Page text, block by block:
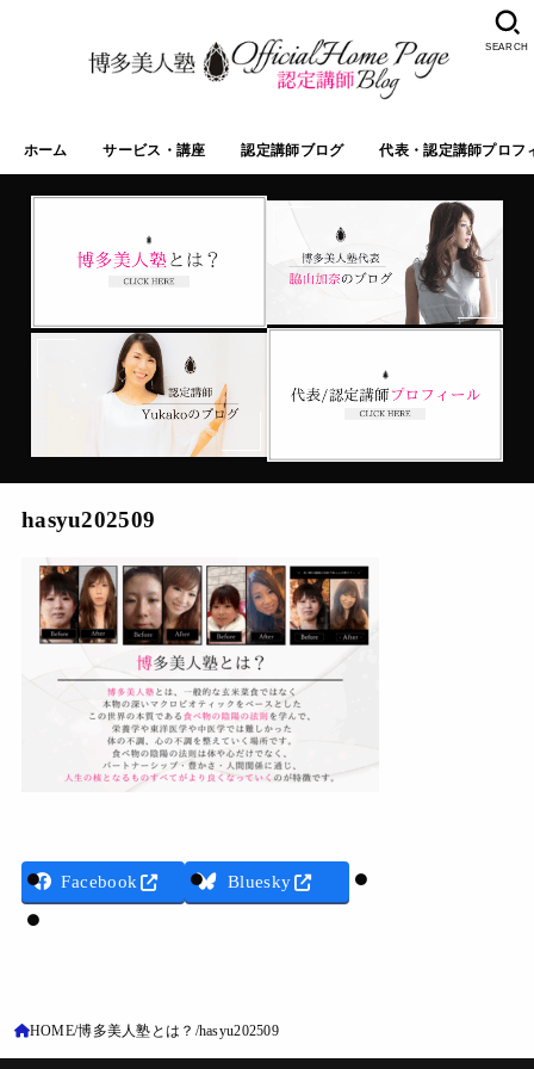
ホーム サービス・講座 認定講師ブログ 代表・認定講師プロフ
SEARCH
hasyu202509
Facebook Bluesky
HOME 博多美人塾とは？ hasyu202509